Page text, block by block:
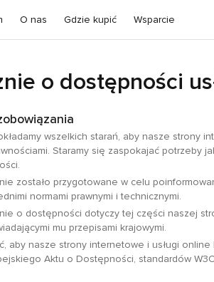
O nas Gdzie kupić Wsparcie
o dostępności
wszelkich starań, aby nasze strony
Staramy się zaspokajać potrzeby
zostało przygotowane w celu
normami prawnymi i technicznymi.
o dostępności dotyczy tej części naszej
mu przepisami krajowymi.
aby nasze strony internetowe i usługi
Aktu o Dostępności, standardów